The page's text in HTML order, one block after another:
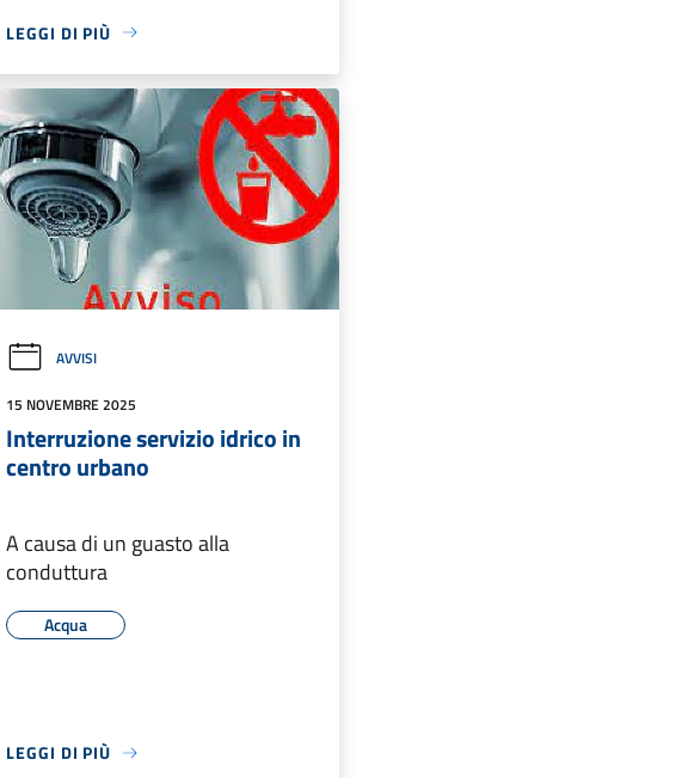
LEGGI DI PIÙ
AVVISI
15 NOVEMBRE 2025
Interruzione servizio idrico in
centro urbano
A causa di un guasto alla
conduttura
Acqua
LEGGI DI PIÙ